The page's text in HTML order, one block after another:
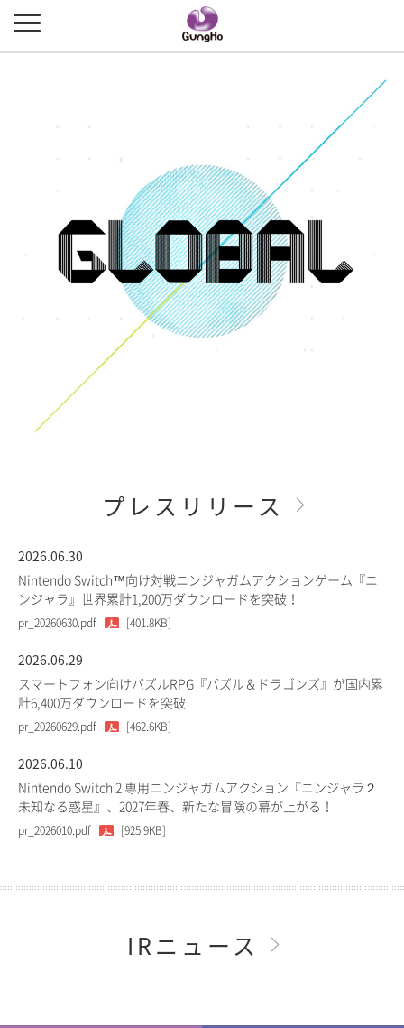
プレスリリース
2026.06.30
Nintendo Switch™向け対戦ニンジャガムアクションゲーム『ニ
ンジャラ』世界累計1,200万ダウンロードを突破！
pr_20260630.pdf [401.8KB]
2026.06.29
スマートフォン向けパズルRPG『パズル＆ドラゴンズ』が国内累
計6,400万ダウンロードを突破
pr_20260629.pdf [462.6KB]
2026.06.10
Nintendo Switch 2 専用ニンジャガムアクション『ニンジャラ２
未知なる惑星』、2027年春、新たな冒険の幕が上がる！
pr_2026010.pdf [925.9KB]
IRニュース